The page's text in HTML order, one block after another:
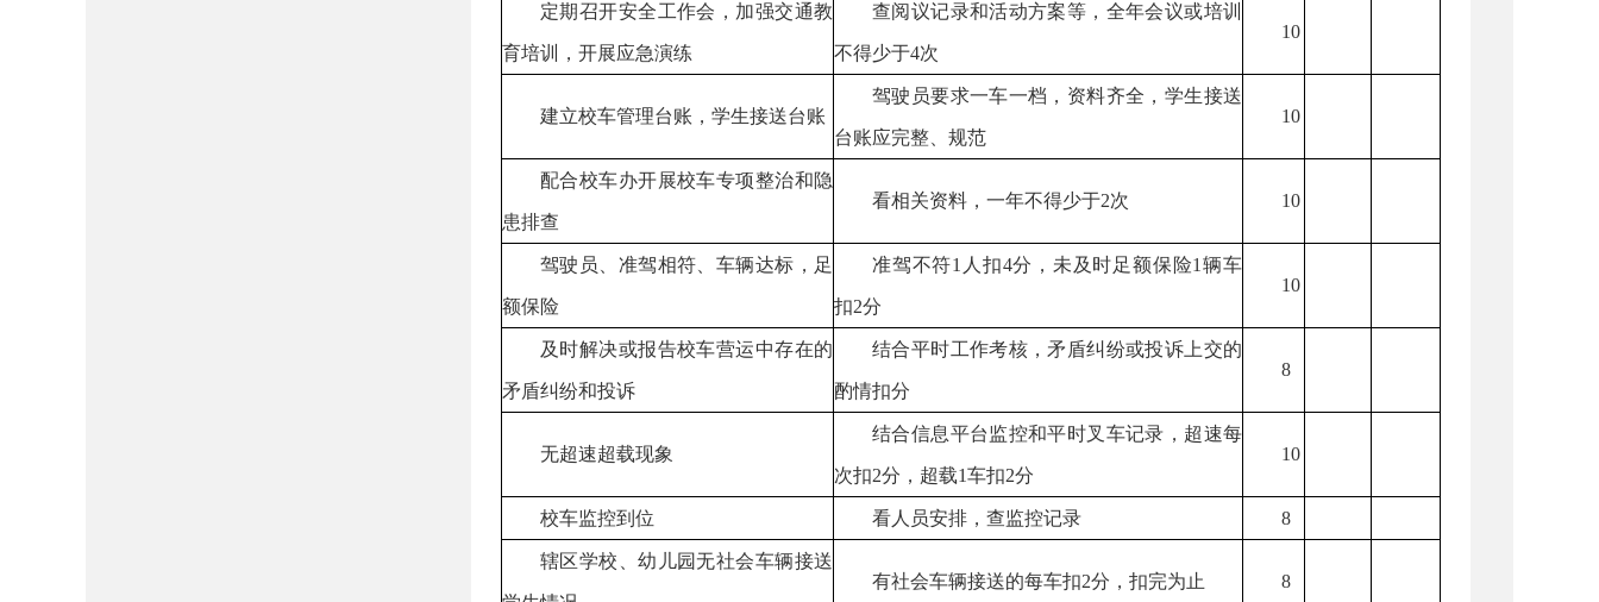
定期召开安全工作会，加强交通教
育培训，开展应急演练
查阅议记录和活动方案等，全年会议或培训
不得少于4次
10
建立校车管理台账，学生接送台账
驾驶员要求一车一档，资料齐全，学生接送
台账应完整、规范
10
配合校车办开展校车专项整治和隐
患排查
看相关资料，一年不得少于2次 10
驾驶员、准驾相符、车辆达标，足
额保险
准驾不符1人扣4分，未及时足额保险1辆车
扣2分
10
及时解决或报告校车营运中存在的
矛盾纠纷和投诉
结合平时工作考核，矛盾纠纷或投诉上交的
酌情扣分
8
无超速超载现象
结合信息平台监控和平时叉车记录，超速每
次扣2分，超载1车扣2分
10
校车监控到位 看人员安排，查监控记录 8
辖区学校、幼儿园无社会车辆接送
有社会车辆接送的每车扣2分，扣完为止 8